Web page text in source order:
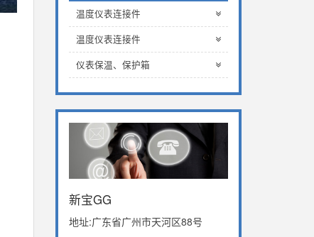
温度仪表连接件
温度仪表连接件
仪表保温、保护箱
新宝GG
地址:广东省广州市天河区88号